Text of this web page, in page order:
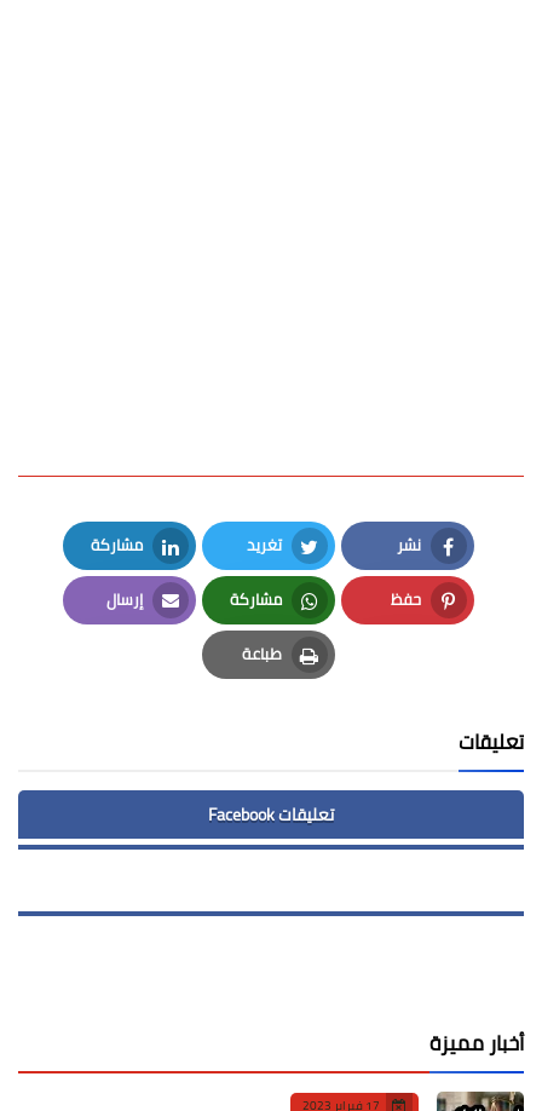
نشر
Facebook
تغريد
Twitter
مشاركة
LinkedIn
حفظ
Pinterest
مشاركة
Whatsapp
إرسال
Email
طباعة
Print
تعليقات
تعليقات Facebook
أخبار مميزة
17 فبراير 2023